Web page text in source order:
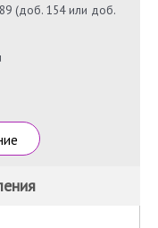
(доб. 154 или доб.